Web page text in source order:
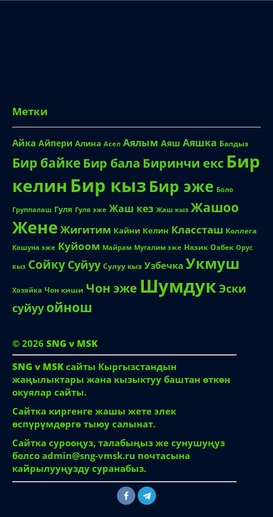
Айка Айпери Алина Асел Аялым Аяш Аяшка Балдыз
Бир байкеБир балаБиринчи ексБир
келинБир кызБир эже Боло
Группалаш Гуля Гуля эже Жаш кез Жаш кыз Жашоо
Жене Жигитим Кайни Келин Классташ Коллега
Кошуна эже Куйоом Майрам Мугалим эже Назик Озбек Орус
кыз Сойку Суйуу Сулуу кыз Узбечка Укмуш
Хозяйка Чон киши Чон эже
© 2026SNG v MSK
SNG v MSK
сайты Кыргызстандын
жаңылыктары жана кызыктуу баштан өткөн
окуялар сайты.
Сайтка киргенге жашы жете элек
өспүрүмдөргө тыюу салынат.
Сайтка сурооңуз, талабыңыз же сунушуңуз
болсо
admin@sng-vmsk.ru
кайрылууңузду суранабыз.